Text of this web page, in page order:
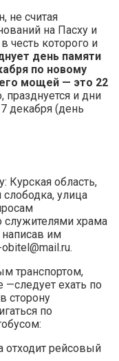
не считая
на Пасху и
честь которого и
день памяти
по новому
мощей — это 22
празднуется и дни
декабря (день
Курская область,
улица
служителями храма
им
транспортом,
ехать по
сторону
по
отходит рейсовый